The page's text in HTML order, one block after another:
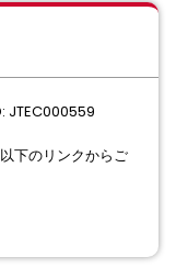
下のリンクからご